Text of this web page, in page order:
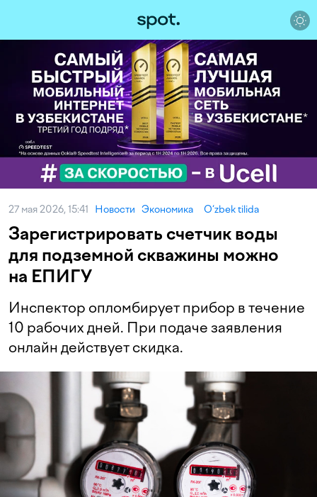
27 мая 2026, 15:41 Новости Экономика O‘zbek tilida
Зарегистрировать счетчик воды
для подземной скважины можно
на ЕПИГУ
Инспектор опломбирует прибор в течение
10 рабочих дней. При подаче заявления
онлайн действует скидка.